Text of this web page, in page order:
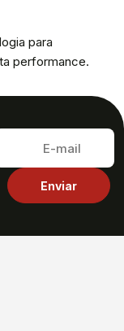
para
performance.